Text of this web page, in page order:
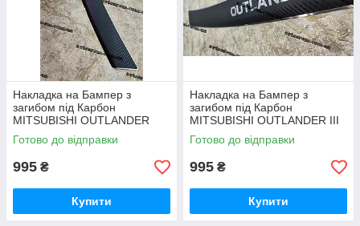
Накладка на Бампер з
загибом під Карбон
MITSUBISHI OUTLANDER
*2012-2015 рік Мітсубісі
Мітсубіші Аутлендер з
Готово до відправки
995 ₴
Купити
Накладка на Бампер з
загибом під Карбон
MITSUBISHI OUTLANDER III
FL *2015-2023 рік Мітсубісі
Мітсубіші Аутлендер Преміум
Готово до відправки
995 ₴
Купити